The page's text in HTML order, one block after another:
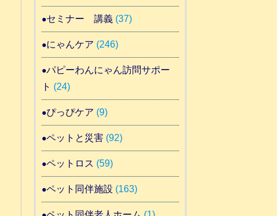
セミナー 講義(37)
にゃんケア (246)
パピーわんにゃん訪問サポー
ト (24)
ぴっぴケア (9)
ペットと災害(92)
ペットロス (59)
ペット同伴施設 (163)